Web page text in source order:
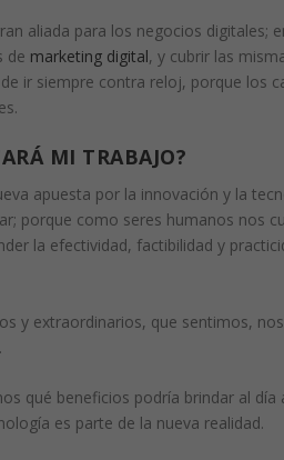
aliada para los negocios digitales;
de marketing digital, y cubrir las
ir siempre contra reloj, porque los
MI TRABAJO?
apuesta por la innovación y la
porque como seres humanos nos
la efectividad, factibilidad y
y extraordinarios, que sentimos,
qué beneficios podría brindar al día
es parte de la nueva realidad.